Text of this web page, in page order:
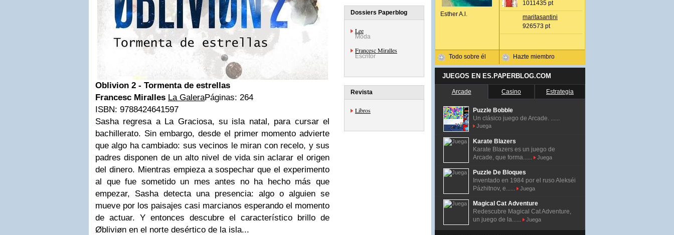
Oblivion 2 - Tormenta de estrellas
Francesc Miralles La GaleraPáginas: 264
ISBN: 9788424641597
Sasha regresa a La Graciosa, su isla natal, para cursar el
bachillerato. Sin embargo, desde el primer momento advierte
que algo ha cambiado: sus vecinos le miran con recelo, y sus
padres disponen de un alto nivel de vida sin aclarar el origen
del dinero. Mientras empieza a sospechar que el experimento
al que fue sometido un mes antes no ha hecho más que
empezar, Sasha detecta una presencia: algo o alguien se
mueve por los paisajes casi marcianos esperando el momento
de actuar. Y entonces descubre el característico brillo de
Øbliviøn en el norte desértico de la isla...
Dossiers Paperblog
Lee
Moda
Francesc Miralles
Escritor
Revista
Libros
Esther A.l.
Todo sobre él
1011435 pt
maritasantini
926573 pt
Hazte miembro
JUEGOS EN ES.PAPERBLOG.COM
Arcade Casino Estrategia
Puzzle Bobble
Un clásico juego de Arcade. ......
Juega
Karate Blazers
Karate Blazers es un juego de
Arcade, que forma......
Juega
Puzzle De Bloques
Inventado en 1984 por el ruso Alekséi
Pázhitnov, e......
Juega
Magical Cat Adventure
Redescubre Magical Cat Adventure,
un juego de la......
Juega